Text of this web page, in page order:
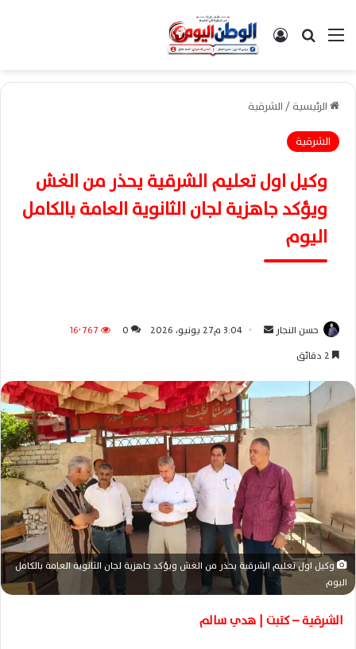
القائمةبحث عن تسجيل الدخول
الرئيسية/الشرقية
الشرقية
وكيل اول تعليم الشرقية يحذر من الغش
ويؤكد جاهزية لجان الثانوية العامة بالكامل
اليوم
حسن النجار
ر
ي
د
ا
إ
ل
ك
ت
ر
و
ن
3:04 م27 يونيو، 2026 0
16٬767
وكيل اول تعليم الشرقية يحذر من الغش ويؤكد جاهزية لجان الثانوية العامة بالكامل
اليوم
الشرقية – كتبت | هدي سالم